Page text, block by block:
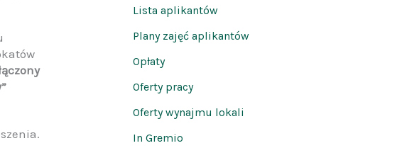
Lista aplikantów
Plany zajęć aplikantów
Opłaty
Oferty pracy
Oferty wynajmu lokali
In Gremio